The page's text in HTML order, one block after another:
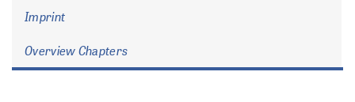
Imprint
Overview Chapters